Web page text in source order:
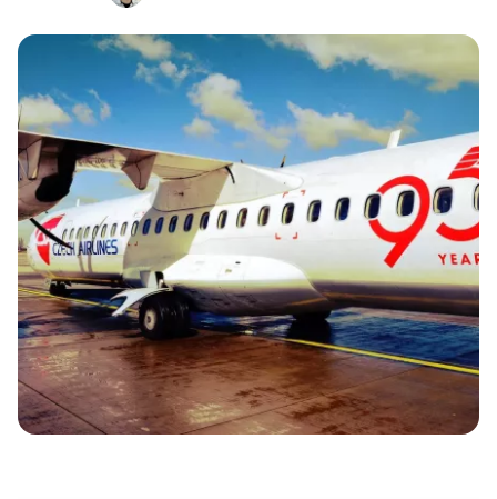
Continuați cu Facebook
Continuați cu e-mailul